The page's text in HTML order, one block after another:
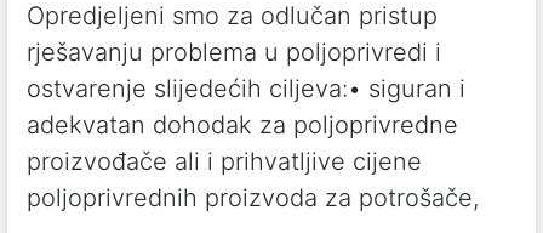
Opredjeljeni smo za odlučan pristup
rješavanju problema u poljoprivredi i
ostvarenje slijedećih ciljeva:• siguran i
adekvatan dohodak za poljoprivredne
proizvođače ali i prihvatljive cijene
poljoprivrednih proizvoda za potrošače,